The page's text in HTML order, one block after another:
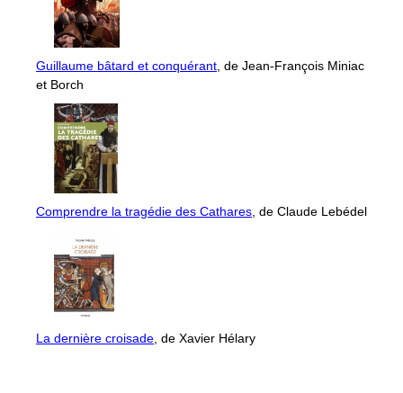
Guillaume bâtard et conquérant, de Jean-François Miniac
et Borch
Comprendre la tragédie des Cathares, de Claude Lebédel
La dernière croisade, de Xavier Hélary